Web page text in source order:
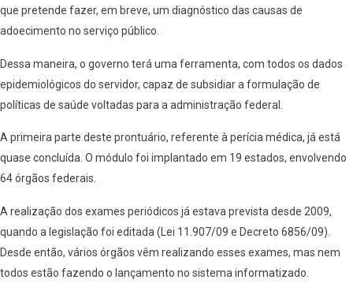
que pretende fazer, em breve, um diagnóstico das causas de
adoecimento no serviço público.
Dessa maneira, o governo terá uma ferramenta, com todos os dados
epidemiológicos do servidor, capaz de subsidiar a formulação de
políticas de saúde voltadas para a administração federal.
A primeira parte deste prontuário, referente à perícia médica, já está
quase concluída. O módulo foi implantado em 19 estados, envolvendo
64 órgãos federais.
A realização dos exames periódicos já estava prevista desde 2009,
quando a legislação foi editada (Lei 11.907/09 e Decreto 6856/09).
Desde então, vários órgãos vêm realizando esses exames, mas nem
todos estão fazendo o lançamento no sistema informatizado.